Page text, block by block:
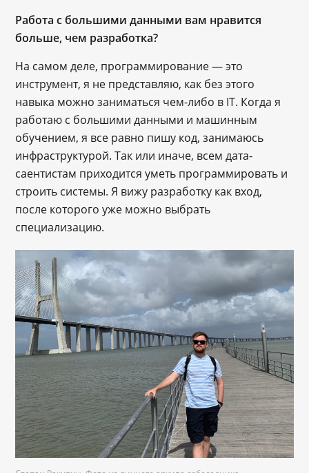
Работа с большими данными вам нравится
больше, чем разработка?
На самом деле, программирование — это
инструмент, я не представляю, как без этого
навыка можно заниматься чем-либо в IT. Когда я
работаю с большими данными и машинным
обучением, я все равно пишу код, занимаюсь
инфраструктурой. Так или иначе, всем дата-
саентистам приходится уметь программировать и
строить системы. Я вижу разработку как вход,
после которого уже можно выбрать
специализацию.